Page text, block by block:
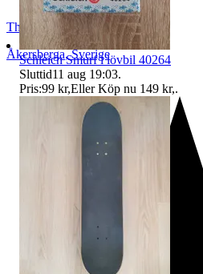
TheHorrorMovieGuy
Åkersberga,Sverige
Schleich Smurf i lövbil 40264
Sluttid11 aug 19:03.
Pris:99 kr,Eller Köp nu 149 kr,.